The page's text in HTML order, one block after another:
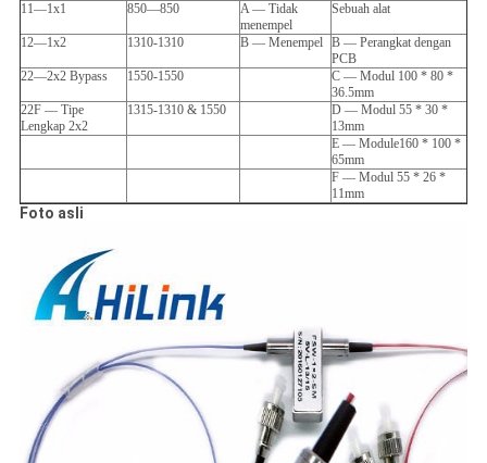
11—1x1 850—850
A — Tidak
menempel
Sebuah alat
12—1x2 1310-1310 B — Menempel B — Perangkat dengan
PCB
22—2x2 Bypass
1550-1550
C — Modul 100 * 80 *
36.5mm
22F — Tipe
Lengkap 2x2
1315-1310 & 1550
D — Modul 55 * 30 *
13mm
E — Module160 * 100 *
65mm
F — Modul 55 * 26 *
11mm
Foto asli